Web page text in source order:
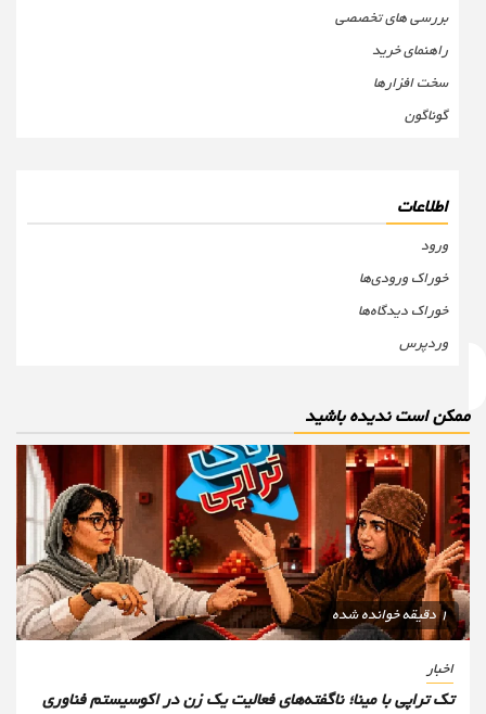
بررسی های تخصصی
راهنمای خرید
سخت افزارها
گوناگون
اطلاعات
ورود
خوراک ورودی‌ها
خوراک دیدگاه‌ها
وردپرس
است ندیده باشید
1 دقیقه خوانده شده
اخبار
تک تراپی با مینا؛ ناگفته‌های فعالیت یک زن در اکوسیستم فناوری